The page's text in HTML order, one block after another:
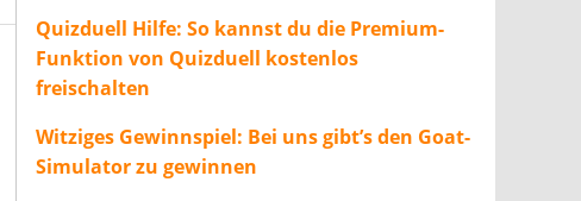
Quizduell Hilfe: So kannst du die Premium-
Funktion von Quizduell kostenlos
freischalten
Witziges Gewinnspiel: Bei uns gibt’s den Goat-
Simulator zu gewinnen